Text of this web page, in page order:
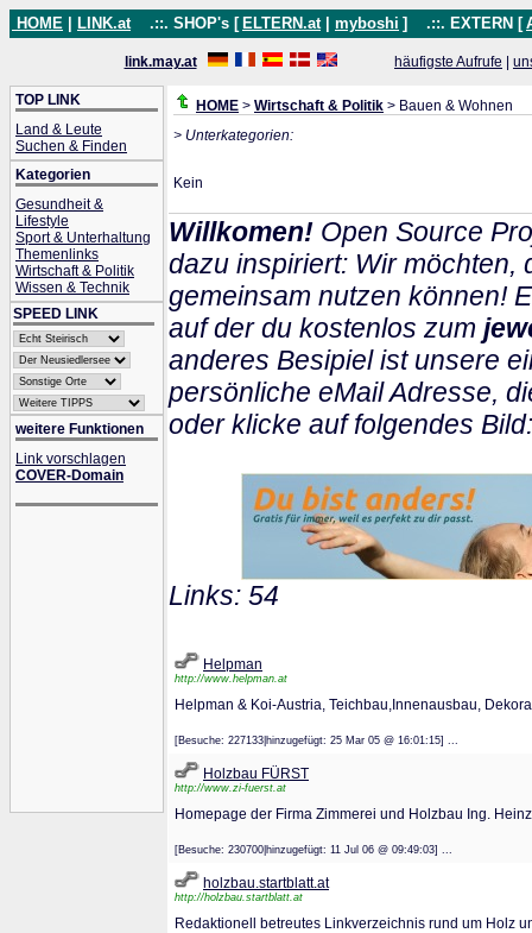
HOME LINK.at .::. SHOP's [ ELTERN.at myboshi ] .::. EXTERN [
link.may.at häufigste Aufrufe
TOP LINK
Land & Leute
Suchen & Finden
Kategorien
Gesundheit &
Lifestyle
Sport & Unterhaltung
Themenlinks
Wirtschaft & Politik
Wissen & Technik
SPEED LINK
weitere Funktionen
Link vorschlagen
COVER-Domain
HOME > Wirtschaft & Politik > Bauen & Wohnen
> Unterkategorien:
Kein
Willkomen! Open Source
dazu inspiriert: Wir möchten,
gemeinsam nutzen können!
auf der du kostenlos zum
anderes Besipiel ist unsere
persönliche eMail Adresse,
oder klicke auf folgendes Bild:
Links: 54
Helpman
http://www.helpman.at
Helpman & Koi-Austria, Teichbau,Innenausbau,
[Besuche: 227133|hinzugefügt: 25 Mar 05 @ 16:01:15] ...
Holzbau FÜRST
http://www.zi-fuerst.at
Homepage der Firma Zimmerei und Holzbau Ing.
[Besuche: 230700|hinzugefügt: 11 Jul 06 @ 09:49:03] ...
holzbau.startblatt.at
http://holzbau.startblatt.at
Redaktionell betreutes Linkverzeichnis rund um Holz